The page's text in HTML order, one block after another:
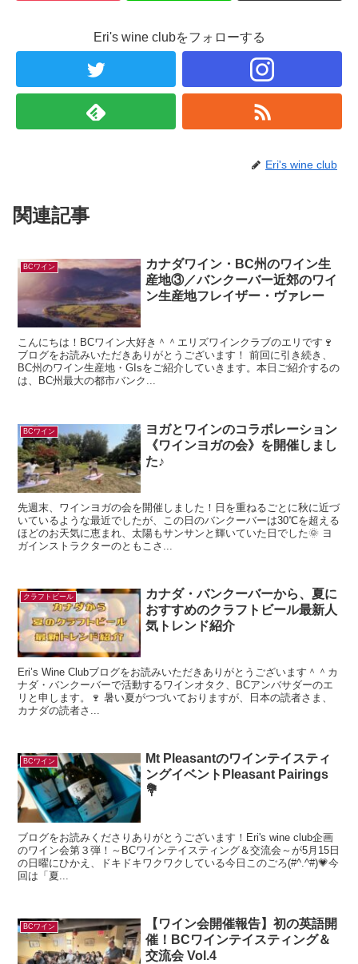
Eri's wine clubをフォローする
Eri's wine club
関連記事
BCワイン
カナダワイン・BC州のワイン生
産地③／バンクーバー近郊のワイ
ン生産地フレイザー・ヴァレー
こんにちは！BCワイン大好き＾＾エリズワインクラブのエリです🍷
ブログをお読みいただきありがとうございます！ 前回に引き続き、
BC州のワイン生産地・GIsをご紹介していきます。本日ご紹介するの
は、BC州最大の都市バンク...
BCワイン
ヨガとワインのコラボレーション
《ワインヨガの会》を開催しまし
た♪
先週末、ワインヨガの会を開催しました！日を重ねるごとに秋に近づ
いているような最近でしたが、この日のバンクーバーは30℃を超える
ほどのお天気に恵まれ、太陽もサンサンと輝いていた日でした🌞 ヨ
ガインストラクターのともこさ...
クラフトビール
カナダ・バンクーバーから、夏に
おすすめのクラフトビール最新人
気トレンド紹介
Eri’s Wine Clubブログをお読みいただきありがとうございます＾＾カ
ナダ・バンクーバーで活動するワインオタク、BCアンバサダーのエ
リと申します。🍷 暑い夏がつづいておりますが、日本の読者さま、
カナダの読者さ...
BCワイン
Mt Pleasantのワインテイスティ
ングイベントPleasant Pairings
💐
ブログをお読みくださりありがとうございます！Eri's wine club企画
のワイン会第３弾！～BCワインテイスティング＆交流会～が5月15日
の日曜にひかえ、ドキドキワクワクしている今日このごろ(#^.^#)💗今
回は「夏...
BCワイン
【ワイン会開催報告】初の英語開
催！BCワインテイスティング＆
交流会 Vol.4